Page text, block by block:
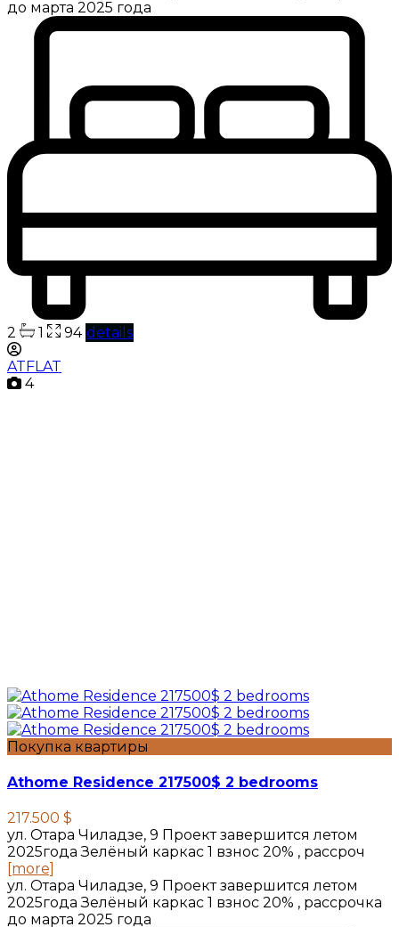
до марта 2025 года
2 1 94 details
ATFLAT
4
Покупка квартиры
Athome Residence 217500$ 2 bedrooms
217.500 $
ул. Отара Чиладзе, 9 Проект завершится летом
2025года Зелёный каркас 1 взнос 20% , рассроч
[more]
ул. Отара Чиладзе, 9 Проект завершится летом
2025года Зелёный каркас 1 взнос 20% , рассрочка
до марта 2025 года